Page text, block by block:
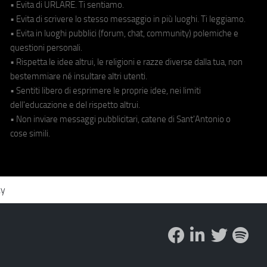
• Evita di URLARE. Ti sentiamo.
• Evita di scrivere lo stesso messaggio in più luoghi. Ti leggiamo.
• Evita in luoghi pubblici (forum, chat, community) polemiche e
questioni personali.
• Rispetta le idee altrui, le religioni e razze diverse dalla tua, non
bestemmiare né insultare altri utenti.
• Sentiti libero di esprimere le proprie idee, nei limiti
dell'educazione e del rispetto altrui.
• Non inviare messaggi pubblicitari, catene di Sant'Antonio o
cose simili.